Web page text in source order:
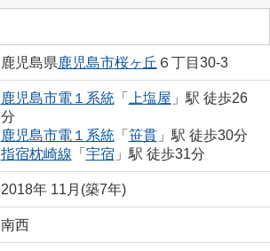
鹿児島県鹿児島市桜ヶ丘 ６丁目30-3
鹿児島市電１系統「 上塩屋 」駅 徒歩26
分
鹿児島市電１系統「 笹貫」駅 徒歩30分
指宿枕崎線 「 宇宿 」駅 徒歩31分
2018年 11月(築7年)
南西